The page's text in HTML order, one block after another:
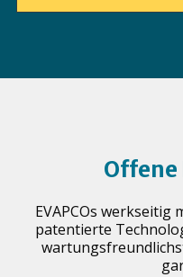
EVAPCOs
patentierte